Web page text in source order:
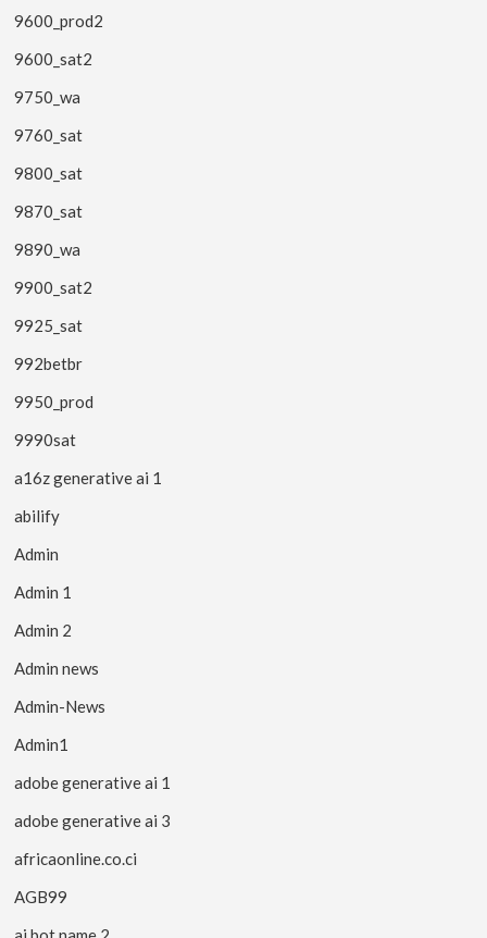
9600_prod2
9600_sat2
9750_wa
9760_sat
9800_sat
9870_sat
9890_wa
9900_sat2
9925_sat
992betbr
9950_prod
9990sat
a16z generative ai 1
abilify
Admin
Admin 1
Admin 2
Admin news
Admin-News
Admin1
adobe generative ai 1
adobe generative ai 3
africaonline.co.ci
AGB99